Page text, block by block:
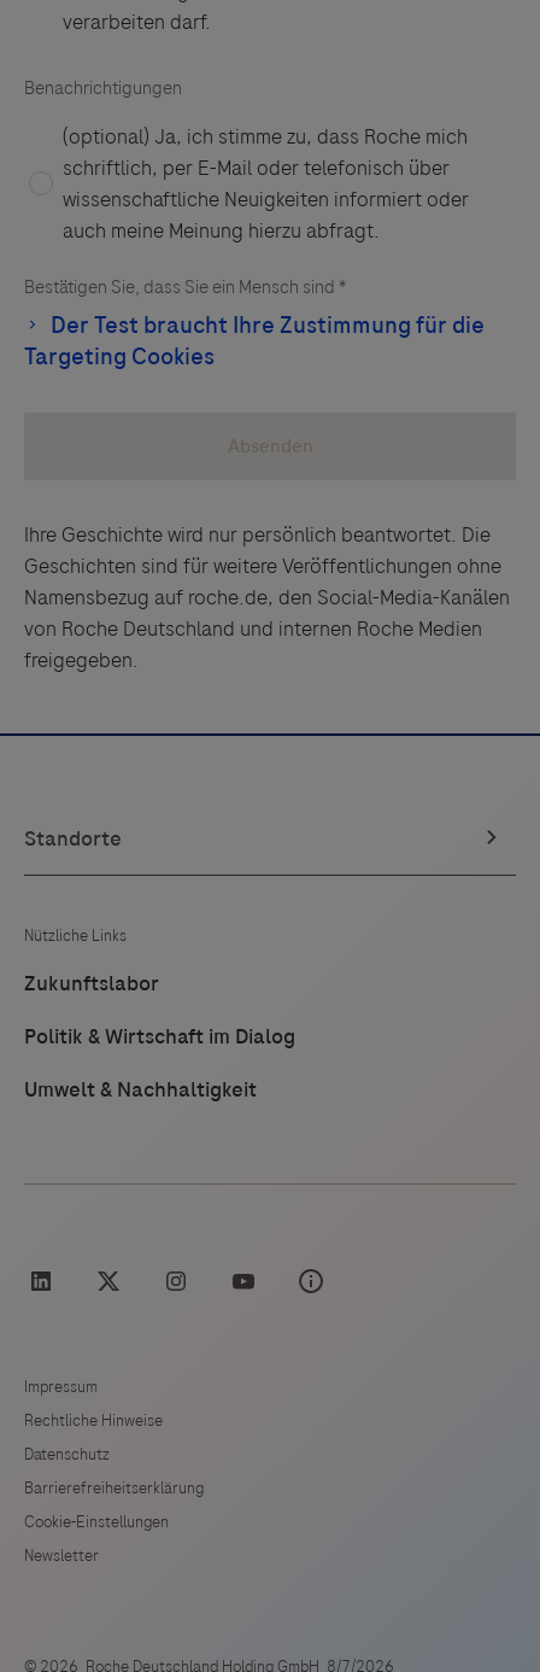
Ihre Geschichte wird nur persönlich beantwortet. Die
Geschichten sind für weitere Veröffentlichungen ohne
Namensbezug auf roche.de, den Social-Media-Kanälen
von Roche Deutschland und internen Roche Medien
freigegeben.